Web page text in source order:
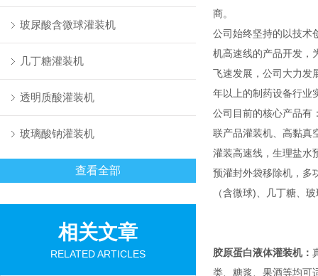
玻尿酸含微球灌装机
几丁糖灌装机
透明质酸灌装机
玻璃酸钠灌装机
查看全部
相关文章
RELATED ARTICLES
商。
公司始终坚持的以技术
机高速线的产品开发，
飞速发展，公司大力发
年以上的制药设备行业
公司目前的核心产品有
联产品灌装机、高黏真
灌装高速线，生理盐水
预灌封外袋移除机，多
（含微球)、几丁糖、
胶原蛋白液体灌装机：
类、糖浆、果酒等均可